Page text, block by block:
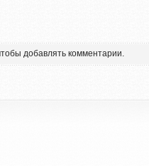
добавлять комментарии.